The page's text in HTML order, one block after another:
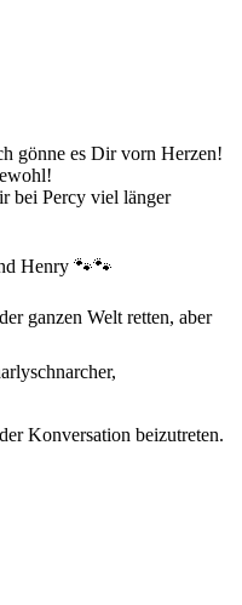
gönne es Dir vorn Herzen!
bei Percy viel länger
Henry 🐾🐾
ganzen Welt retten, aber
,
Konversation beizutreten.